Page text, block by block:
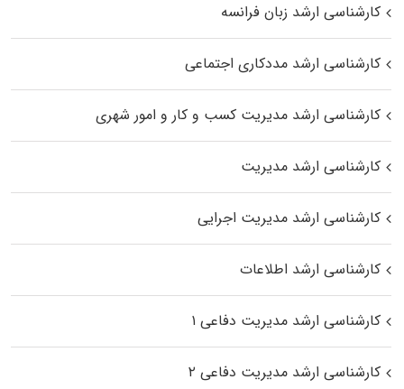
کارشناسی ارشد زبان فرانسه
کارشناسی ارشد مددکاری اجتماعی
کارشناسی ارشد مدیریت کسب و کار و امور شهری
کارشناسی ارشد مدیریت
کارشناسی ارشد مدیریت اجرایی
کارشناسی ارشد اطلاعات
کارشناسی ارشد مدیریت دفاعی ۱
کارشناسی ارشد مدیریت دفاعی ۲